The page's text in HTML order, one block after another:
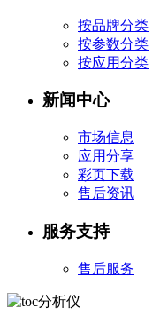
按品牌分类
按参数分类
按应用分类
新闻中心
市场信息
应用分享
彩页下载
售后资讯
服务支持
售后服务